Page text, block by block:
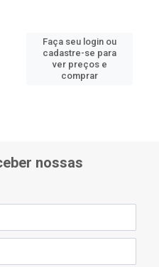
Faça seu login ou
cadastre-se para
ver preços e
comprar
nossas